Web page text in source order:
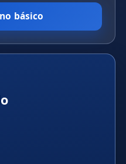
básico